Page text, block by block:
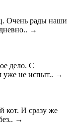
Очень рады наши
→
дело. С
уже не испыт.. →
кот. И сразу же
→